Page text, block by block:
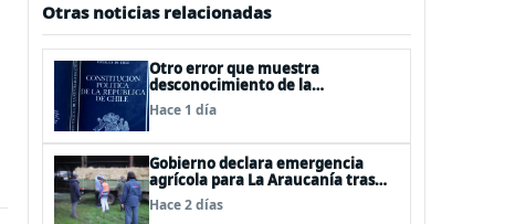
Otras noticias relacionadas
Otro error que muestra
desconocimiento de la
Constitución: Artículo 1 consagra
resguardar la seguridad nacional y
Hace 1 día
Gobierno declara emergencia
agrícola para La Araucanía tras
desastres por pasos de sistemas
frontales
Hace 2 días